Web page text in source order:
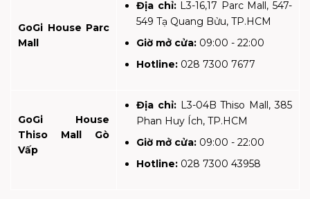
GoGi House Parc
Mall
Địa chỉ:L3-16,17 Parc Mall, 547-
549 Tạ Quang Bửu, TP.HCM
Giờ mở cửa: 09:00 - 22:00
Hotline: 028 7300 7677
GoGi House
Thiso Mall Gò
Vấp
Địa chỉ:L3-04B Thiso Mall, 385
Phan Huy Ích, TP.HCM
Giờ mở cửa: 09:00 - 22:00
Hotline: 028 7300 43958